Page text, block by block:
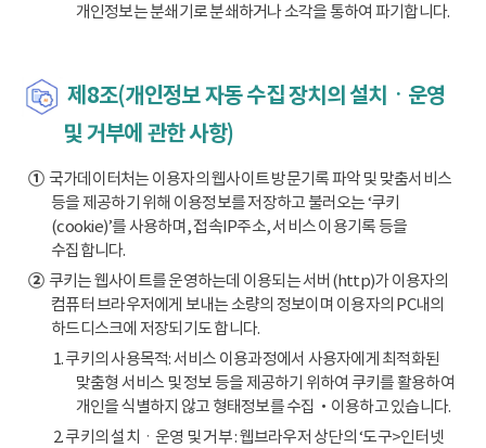
개인정보는 분쇄기로 분쇄하거나 소각을 통하여 파기합니다.
제8조(개인정보 자동 수집 장치의 설치ㆍ운영
및 거부에 관한 사항)
①국가데이터처는 이용자의 웹사이트 방문기록 파악 및 맞춤서비스
등을 제공하기 위해 이용정보를 저장하고 불러오는 ‘쿠키
(cookie)’를 사용하며, 접속IP주소, 서비스 이용기록 등을
수집합니다.
②쿠키는 웹사이트를 운영하는데 이용되는 서버(http)가 이용자의
컴퓨터 브라우저에게 보내는 소량의 정보이며 이용자의 PC내의
하드디스크에 저장되기도 합니다.
1. 쿠키의 사용목적: 서비스 이용과정에서 사용자에게 최적화된
맞춤형 서비스 및 정보 등을 제공하기 위하여 쿠키를 활용하여
개인을 식별하지 않고 형태정보를 수집‧이용하고 있습니다.
2. 쿠키의 설치ㆍ운영 및 거부 : 웹브라우저 상단의 ‘도구>인터넷